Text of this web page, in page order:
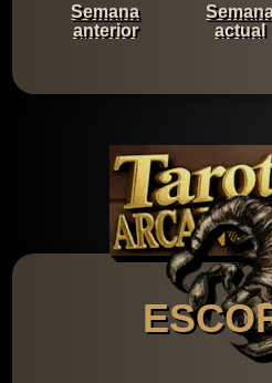
Semana
anterior
actual